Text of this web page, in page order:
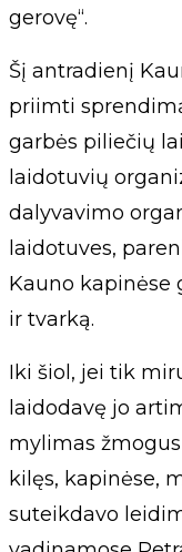
gerovę“.
Šį antradienį
priimti
garbės piliečių
laidotuvių
dalyvavimo
laidotuves,
Kauno kapinėse
ir tvarką.
Iki šiol, jei tik
laidodavę jo
mylimas
kilęs, kapinėse,
suteikdavo